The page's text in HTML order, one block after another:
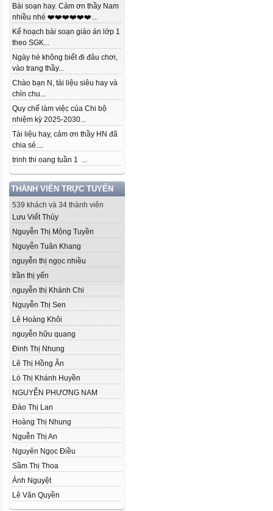
Bài soạn hay. Cảm ơn thầy Nam
nhiều nhé ❤️❤️❤️❤️❤️❤️...
Kế hoạch bài soạn giáo án lớp 1
theo SGK...
Ngày hè không biết đi đâu chơi,
vào trang thầy...
Chào bạn N, tài liệu siêu hay và
chỉn chu...
Quy chế làm việc của Chi bộ
nhiệm kỳ 2025-2030...
Tài liệu hay, cảm ơn thầy HN đã
chia sẻ....
trinh thi oang tuần 1 ...
THÀNH VIÊN TRỰC TUYẾN
539 khách và 34 thành viên
Lưu Viết Thủy
Nguyễn Thị Mộng Tuyền
Nguyễn Tuân Khang
nguyễn thị ngọc nhiều
trần thị yến
nguyễn thị Khánh Chi
Nguyễn Thị Sen
Lê Hoàng Khôi
nguyễn hữu quang
Đinh Thị Nhung
Lê Thị Hồng Ân
Lò Thị Khánh Huyền
NGUYỄN PHƯƠNG NAM
Đào Thị Lan
Hoàng Thị Nhung
Nguễn Thị An
Nguyên Ngọc Điều
Sầm Thị Thoa
Ánh Nguyệt
Lê Văn Quyền